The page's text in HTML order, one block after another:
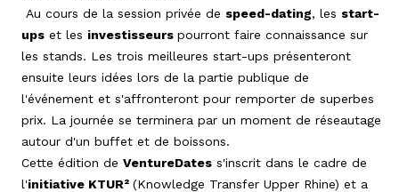
Au cours de la session privée de speed-dating, les start-
ups et les investisseurs pourront faire connaissance sur
les stands. Les trois meilleures start-ups présenteront
ensuite leurs idées lors de la partie publique de
l'événement et s'affronteront pour remporter de superbes
prix. La journée se terminera par un moment de réseautage
autour d'un buffet et de boissons.
Cette édition de VentureDates s'inscrit dans le cadre de
l'initiative KTUR² (Knowledge Transfer Upper Rhine) et a